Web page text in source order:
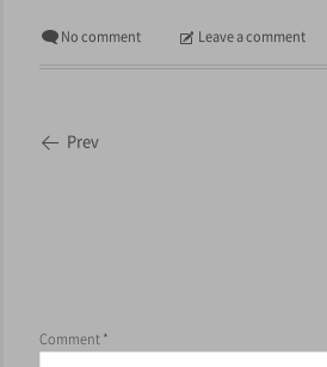
No comment Leave a comment
Prev
Comment*